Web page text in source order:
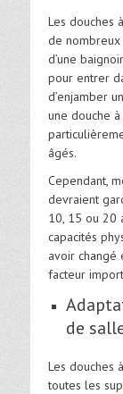
Les douches
de
d’une
pour entrer
d’enjamber
une douche
âgés.
Cependant,
devraient
10, 15 ou 20
capacités
avoir changé
facteur
de
Les douches
toutes les